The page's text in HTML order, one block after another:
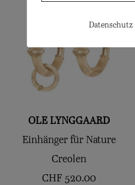
OLE LYNGGAARD
Einhänger für Nature
Creolen
CHF 520.00
Datenschutz|